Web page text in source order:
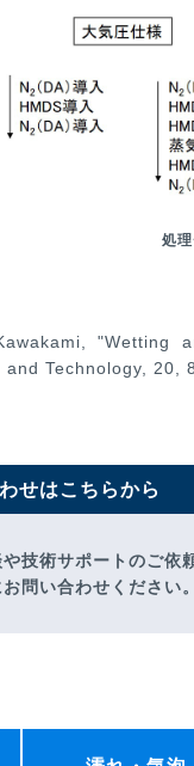
処
"Wetting
and Technology, 20,
せはこちらから
技術サポートのご依
問い合わせください